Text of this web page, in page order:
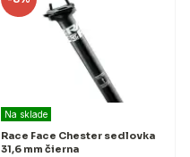
Na sklade
Race Face Chester sedlovka
31,6 mm čierna